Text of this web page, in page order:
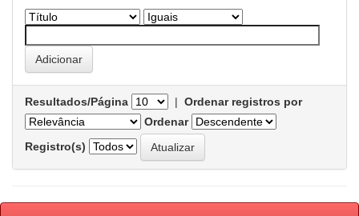
Resultados/Página | Ordenar registros por
Ordenar
Registro(s)